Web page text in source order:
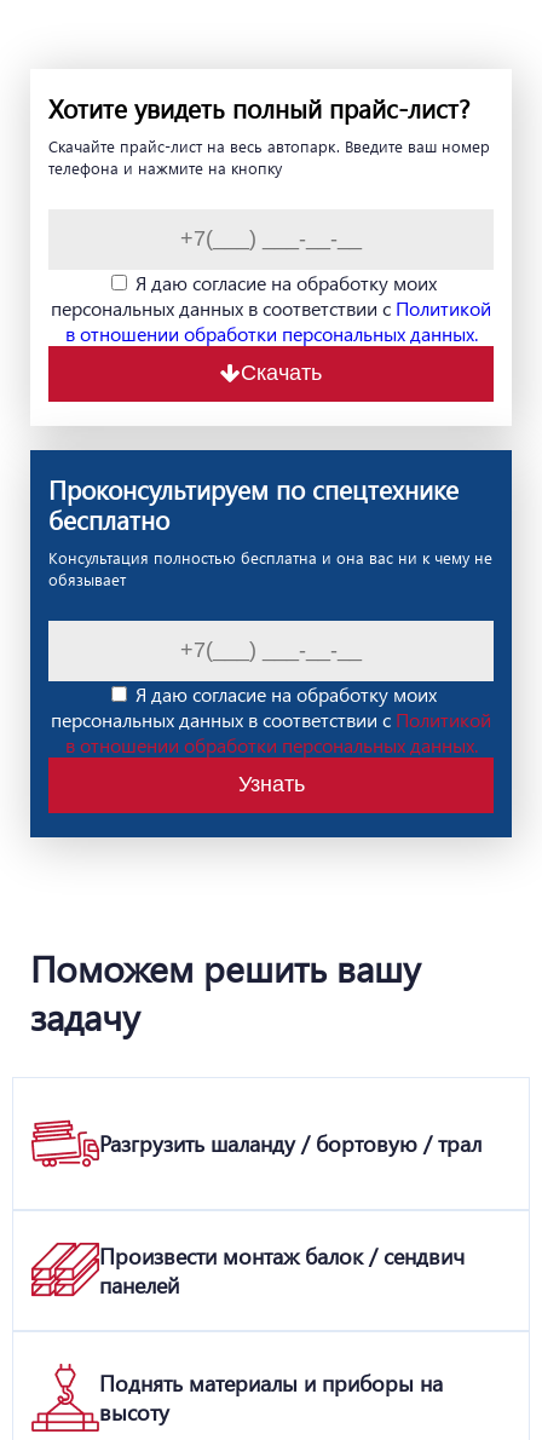
Хотите увидеть полный прайс-лист?
Скачайте прайс-лист на весь автопарк. Введите ваш номер
телефона и нажмите на кнопку
Я даю согласие на обработку моих
персональных данных в соответствии с Политикой
в отношении обработки персональных данных.
Скачать
Проконсультируем по спецтехнике
бесплатно
Консультация полностью бесплатна и она вас ни к чему не
обязывает
Я даю согласие на обработку моих
персональных данных в соответствии с Политикой
в отношении обработки персональных данных.
Узнать
Поможем решить вашу
задачу
Разгрузить шаланду / бортовую / трал
Произвести монтаж балок / сендвич
панелей
Поднять материалы и приборы на
высоту